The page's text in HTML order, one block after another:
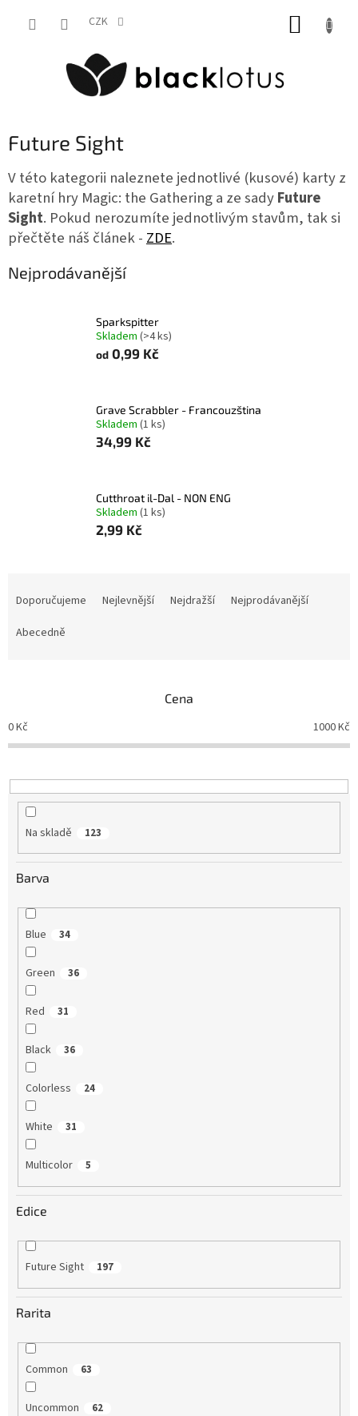
CZK
Future Sight
V této kategorii naleznete jednotlivé (kusové) karty z
karetní hry Magic: the Gathering a ze sadyFuture
Sight. Pokud nerozumíte jednotlivým stavům, tak si
přečtěte náš článek - ZDE.
Nejprodávanější
Sparkspitter
Skladem (>4 ks)
od 0,99 Kč
Grave Scrabbler - Francouzština
Skladem (1 ks)
34,99 Kč
Cutthroat il-Dal - NON ENG
Skladem (1 ks)
2,99 Kč
o
d
k
t
Doporučujeme Nejlevnější Nejdražší
Nejprodávanější
Abecedně
Cena
0Kč 1000Kč
Na skladě 123
Barva
Blue 34
Green 36
Red 31
Black 36
Colorless 24
White 31
Multicolor 5
Edice
Future Sight 197
Rarita
Common 63
Uncommon 62